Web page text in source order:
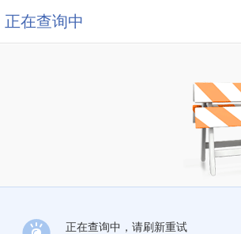
正在查询中
正在查询中，请刷新重试